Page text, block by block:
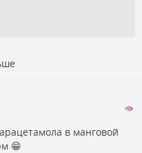
в манговой
😁